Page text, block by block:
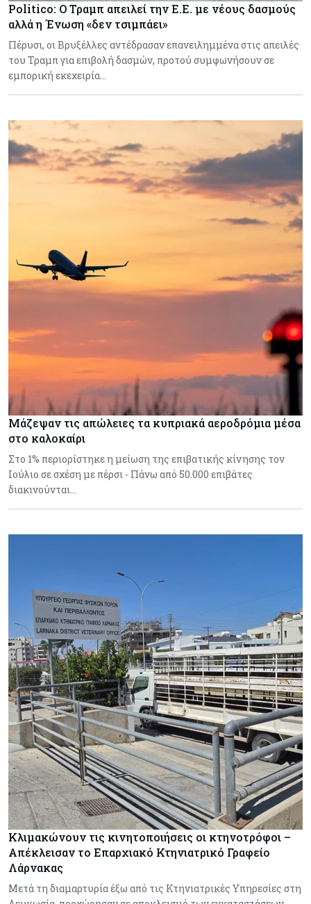
Politico: Ο Τραμπ απειλεί την Ε.Ε. με νέους δασμούς
αλλά η Ένωση «δεν τσιμπάει»
Πέρυσι, οι Βρυξέλλες αντέδρασαν επανειλημμένα στις απειλές
του Τραμπ για επιβολή δασμών, προτού συμφωνήσουν σε
εμπορική εκεχειρία…
Μάζεψαν τις απώλειες τα κυπριακά αεροδρόμια μέσα
στο καλοκαίρι
Στο 1% περιορίστηκε η μείωση της επιβατικής κίνησης τον
Ιούλιο σε σχέση με πέρσι - Πάνω από 50.000 επιβάτες
διακινούνται…
Κλιμακώνουν τις κινητοποιήσεις οι κτηνοτρόφοι –
Απέκλεισαν το Επαρχιακό Κτηνιατρικό Γραφείο
Λάρνακας
Μετά τη διαμαρτυρία έξω από τις Κτηνιατρικές Υπηρεσίες στη